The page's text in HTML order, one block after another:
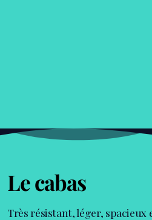
Le cabas
Très résistant, léger, spacieux